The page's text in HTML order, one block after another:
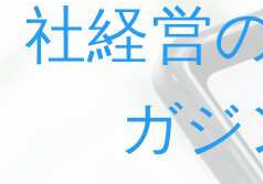
社経営
ガジ